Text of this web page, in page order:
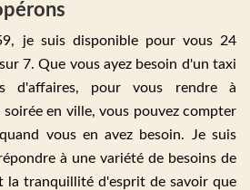
je suis disponible pour vous 24
7. Que vous ayez besoin d'un taxi
d'affaires, pour vous rendre à
en ville, vous pouvez compter
vous en avez besoin. Je suis
à une variété de besoins de
la tranquillité d'esprit de savoir que